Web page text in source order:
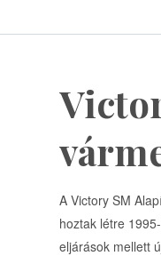
A Victory SM
hoztak létre
eljárások mellett